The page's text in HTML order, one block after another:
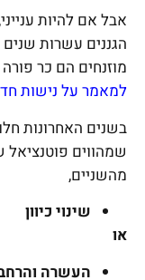
אבל אם להיות
הגננים עשרות
מוזנחים הם כר
למאמר על נישות
בשנים האחרונות
שמהווים
מהשניים,
שינוי כיוון
או
העשרה